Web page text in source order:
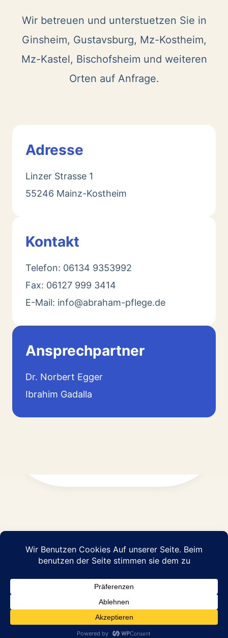
Wir betreuen und unterstuetzen Sie in
Ginsheim, Gustavsburg, Mz-Kostheim,
Mz-Kastel, Bischofsheim und weiteren
Orten auf Anfrage.
Adresse
Linzer Strasse 1
55246 Mainz-Kostheim
Kontakt
Telefon: 06134 9353992
Fax: 06127 999 3414
E-Mail: info@abraham-pflege.de
Ansprechpartner
Dr. Norbert Egger
Ibrahim Gadalla
© 2026 Abraham Pflege GmbH